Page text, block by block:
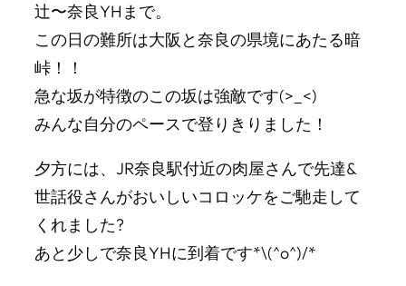
辻〜奈良YHまで。
この日の難所は大阪と奈良の県境にあたる暗
峠！！
急な坂が特徴のこの坂は強敵です(>_<)
みんな自分のペースで登りきりました！
夕方には、JR奈良駅付近の肉屋さんで先達&
世話役さんがおいしいコロッケをご馳走して
くれました?
あと少しで奈良YHに到着です*\(^o^)/*